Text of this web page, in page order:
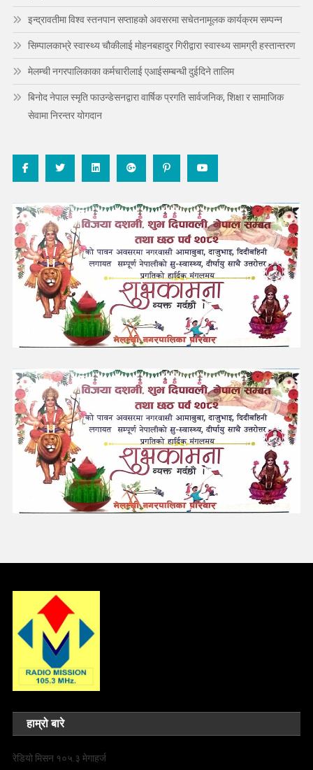
इन्द्रावतीमा विश्व स्तनपान सप्ताहको अवसरमा सचेतनामूलक कार्यक्रम सम्पन्न
सिम्पालकाभ्रे स्वास्थ्य चौकीलाई मोहनबहादुर गिरीद्वारा स्वास्थ्य सामग्री हस्तान्तरण
मेलम्ची नगरपालिकाका कर्मचारीलाई एआईसम्बन्धी दुईदिने तालिम
बिनोद नेपाल स्मृति फाउन्डेसनद्वारा वार्षिक प्रगति सार्वजनिक, शिक्षा र सामाजिक
सेवामा निरन्तर योगदान
हाम्रो बारे
रेडियो मिसन १०५.३ मेगाहर्ज